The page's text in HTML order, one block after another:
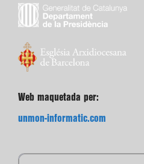
Web maquetada per:
unmon-informatic.com